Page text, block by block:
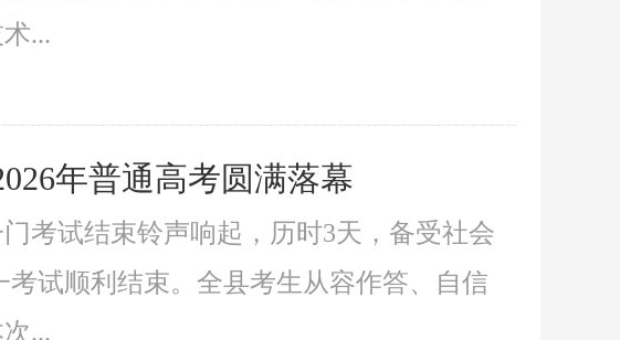
...
年普通高考圆满落幕
考试结束铃声响起，历时3天，备受社会
试顺利结束。全县考生从容作答、自信
...